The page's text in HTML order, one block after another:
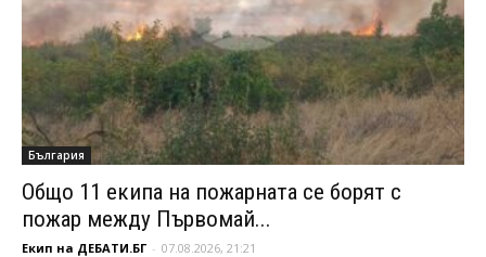
България
Общо 11 екипа на пожарната се борят с
пожар между Първомай...
Екип на ДЕБАТИ.БГ - 07.08.2026, 21:21